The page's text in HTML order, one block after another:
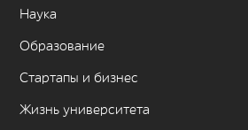
Наука
Образование
Стартапы и бизнес
Жизнь университета